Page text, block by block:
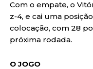
Com o empate, o
z-4, e cai uma
colocação, com 28
próxima rodada.
O JOGO